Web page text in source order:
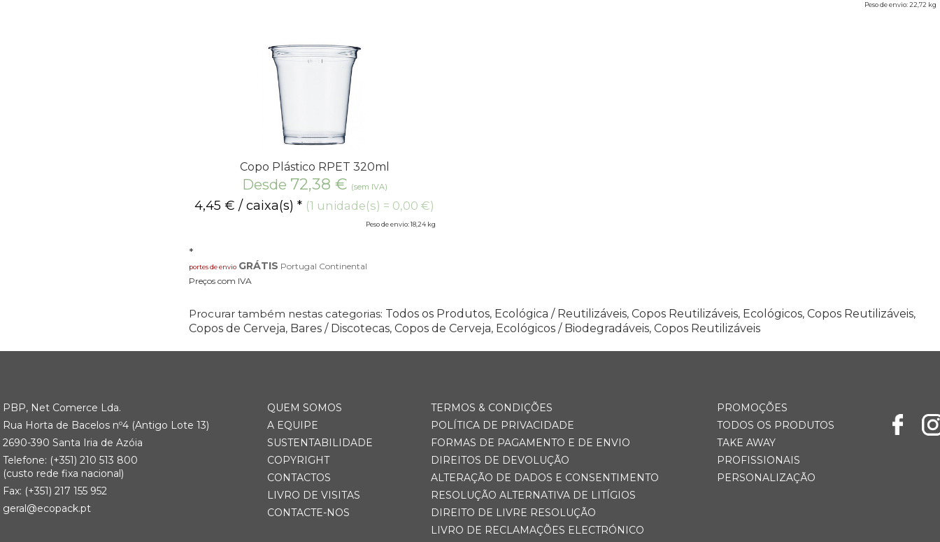
Peso de envio: 22,72 kg
Copo Plástico RPET 320ml
Desde 72,38 € (sem IVA)
4,45 € / caixa(s) * (1 unidade(s) = 0,00 €)
Peso de envio: 18,24 kg
*
portes de envio GRÁTIS Portugal Continental
Preços com IVA
Procurar também nestas categorias: Todos os Produtos, Ecológica / Reutilizáveis, Copos Reutilizáveis, Ecológicos, Copos Reutilizáveis,
Copos de Cerveja, Bares / Discotecas, Copos de Cerveja, Ecológicos / Biodegradáveis, Copos Reutilizáveis
PBP, Net Comerce Lda.
Rua Horta de Bacelos nº4 (Antigo Lote 13)
2690-390 Santa Iria de Azóia
Telefone: (+351) 210 513 800
(custo rede fixa nacional)
Fax: (+351) 217 155 952
geral@ecopack.pt
QUEM SOMOS
A EQUIPE
SUSTENTABILIDADE
COPYRIGHT
CONTACTOS
LIVRO DE VISITAS
CONTACTE-NOS
TERMOS & CONDIÇÕES
POLÍTICA DE PRIVACIDADE
FORMAS DE PAGAMENTO E DE ENVIO
DIREITOS DE DEVOLUÇÃO
ALTERAÇÃO DE DADOS E CONSENTIMENTO
RESOLUÇÃO ALTERNATIVA DE LITÍGIOS
DIREITO DE LIVRE RESOLUÇÃO
LIVRO DE RECLAMAÇÕES ELECTRÓNICO
PROMOÇÕES
TODOS OS PRODUTOS
TAKE AWAY
PROFISSIONAIS
PERSONALIZAÇÃO